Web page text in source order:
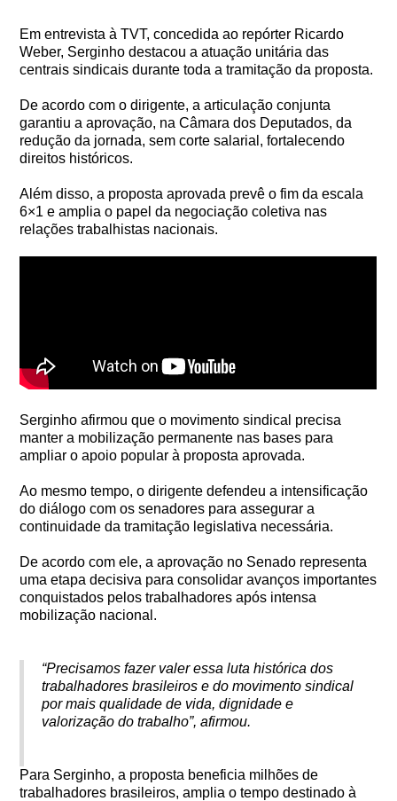
Em entrevista à TVT, concedida ao repórter Ricardo
Weber, Serginho destacou a atuação unitária das
centrais sindicais durante toda a tramitação da proposta.
De acordo com o dirigente, a articulação conjunta
garantiu a aprovação, na Câmara dos Deputados, da
redução da jornada, sem corte salarial, fortalecendo
direitos históricos.
Além disso, a proposta aprovada prevê o fim da escala
6×1 e amplia o papel da negociação coletiva nas
relações trabalhistas nacionais.
Serginho afirmou que o movimento sindical precisa
manter a mobilização permanente nas bases para
ampliar o apoio popular à proposta aprovada.
Ao mesmo tempo, o dirigente defendeu a intensificação
do diálogo com os senadores para assegurar a
continuidade da tramitação legislativa necessária.
De acordo com ele, a aprovação no Senado representa
uma etapa decisiva para consolidar avanços importantes
conquistados pelos trabalhadores após intensa
mobilização nacional.
“Precisamos fazer valer essa luta histórica dos
trabalhadores brasileiros e do movimento sindical
por mais qualidade de vida, dignidade e
valorização do trabalho”, afirmou.
Para Serginho, a proposta beneficia milhões de
trabalhadores brasileiros, amplia o tempo destinado à